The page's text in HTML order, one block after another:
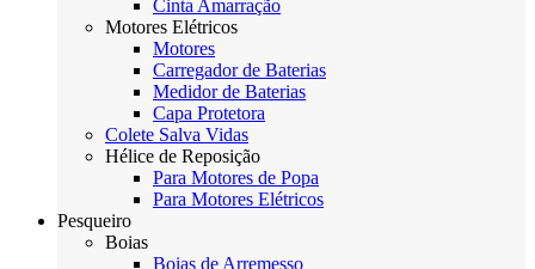
Cinta Amarração
Motores Elétricos
Motores
Carregador de Baterias
Medidor de Baterias
Capa Protetora
Colete Salva Vidas
Hélice de Reposição
Para Motores de Popa
Para Motores Elétricos
Pesqueiro
Boias
Boias de Arremesso